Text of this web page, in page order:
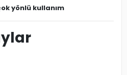
yönlü kullanım